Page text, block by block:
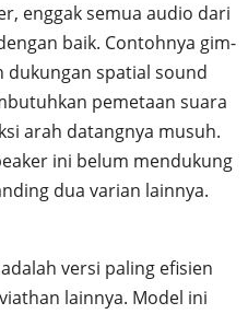
enggak semua audio dari
baik. Contohnya gim-
dukungan spatial sound
pemetaan suara
arah datangnya musuh.
ini belum mendukung
dua varian lainnya.
versi paling efisien
lainnya. Model ini